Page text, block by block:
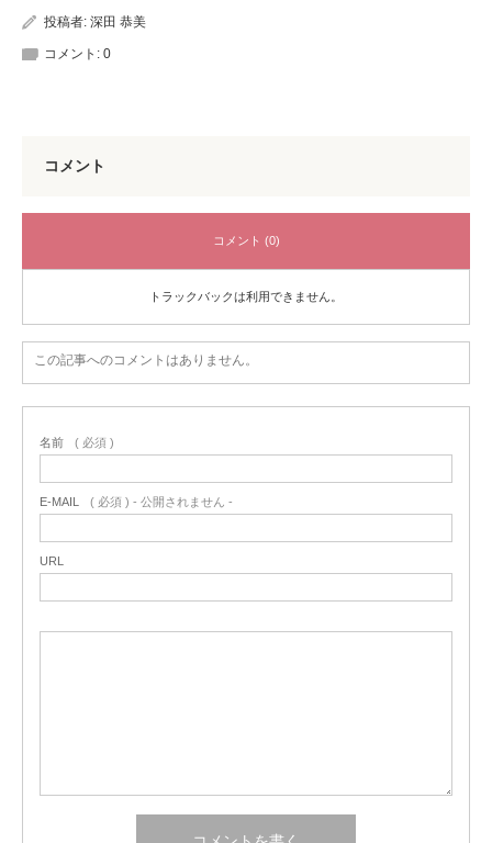
投稿者: 深田 恭美
コメント: 0
コメント
コメント (0)
トラックバックは利用できません。
この記事へのコメントはありません。
名前 ( 必須 )
E-MAIL ( 必須 ) - 公開されません -
URL